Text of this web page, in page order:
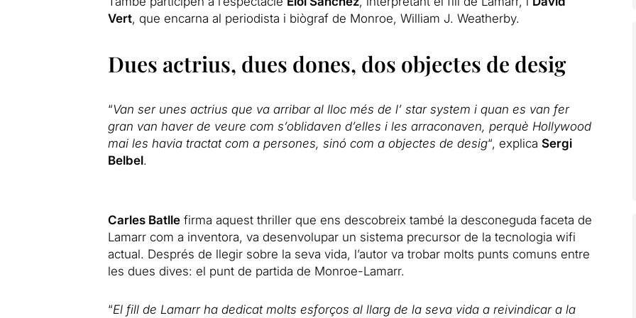
Vert, que encarna al periodista i biògraf de Monroe, William J. Weatherby.
Dues actrius, dues dones, dos objectes de desig
“Van ser unes actrius que va arribar al lloc més de l’ star system i quan es van fer
gran van haver de veure com s’oblidaven d’elles i les arraconaven, perquè Hollywood
mai les havia tractat com a persones, sinó com a objectes de desig“, explica Sergi
Belbel.
Carles Batllefirma aquest thriller que ens descobreix també la desconeguda faceta de
Lamarr com a inventora, va desenvolupar un sistema precursor de la tecnologia wifi
actual. Després de llegir sobre la seva vida, l’autor va trobar molts punts comuns entre
les dues dives: el punt de partida de Monroe-Lamarr.
“El fill de Lamarr ha dedicat molts esforços al llarg de la seva vida a reivindicar a la